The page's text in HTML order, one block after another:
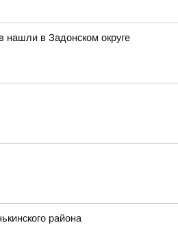
нашли в Задонском округе
района